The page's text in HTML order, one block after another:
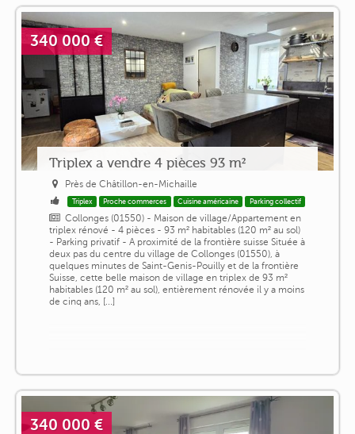
340 000 €
Triplex a vendre 4 pièces 93 m²
Près de Châtillon-en-Michaille
Triplex Proche commerces Cuisine américaine Parking collectif
Collonges (01550) - Maison de village/Appartement en
triplex rénové - 4 pièces - 93 m² habitables (120 m² au sol)
- Parking privatif - A proximité de la frontière suisse Située à
deux pas du centre du village de Collonges (01550), à
quelques minutes de Saint-Genis-Pouilly et de la frontière
Suisse, cette belle maison de village en triplex de 93 m²
habitables (120 m² au sol), entièrement rénovée il y a moins
de cinq ans, [...]
340 000 €